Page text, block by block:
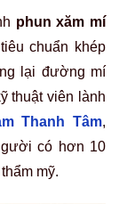
phun xăm mí
chuẩn khép
lại đường mí
thuật viên lành
Thanh Tâm,
có hơn 10
mỹ.